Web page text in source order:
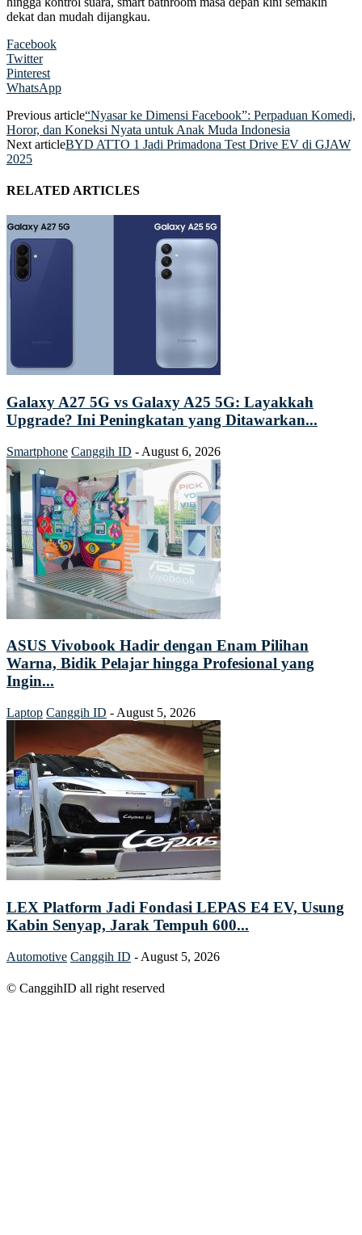
dekat dan mudah dijangkau.
Facebook
Twitter
Pinterest
WhatsApp
Previous article“Nyasar ke Dimensi Facebook”: Perpaduan Komedi,
Horor, dan Koneksi Nyata untuk Anak Muda Indonesia
Next articleBYD ATTO 1 Jadi Primadona Test Drive EV di GJAW
2025
RELATED ARTICLES
Galaxy A27 5G vs Galaxy A25 5G: Layakkah
Upgrade? Ini Peningkatan yang Ditawarkan...
Smartphone Canggih ID - August 6, 2026
ASUS Vivobook Hadir dengan Enam Pilihan
Warna, Bidik Pelajar hingga Profesional yang
Ingin...
Laptop Canggih ID - August 5, 2026
LEX Platform Jadi Fondasi LEPAS E4 EV, Usung
Kabin Senyap, Jarak Tempuh 600...
Automotive Canggih ID - August 5, 2026
© CanggihID all right reserved